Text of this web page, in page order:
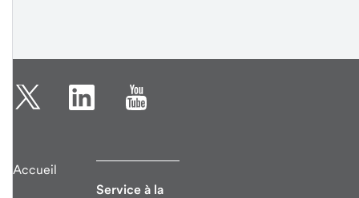
Accueil
Service à la